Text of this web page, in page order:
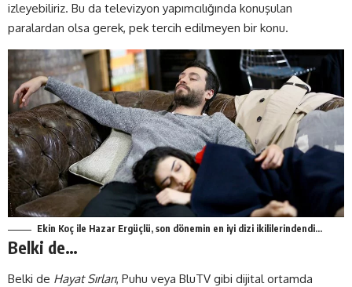
izleyebiliriz. Bu da televizyon yapımcılığında konuşulan
paralardan olsa gerek, pek tercih edilmeyen bir konu.
Ekin Koç ile Hazar Ergüçlü, son dönemin en iyi dizi ikililerindendi…
Belki de…
Belki de Hayat Sırları, Puhu veya BluTV gibi dijital ortamda